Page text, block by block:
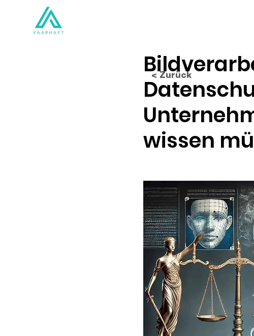
wissen
< Zurück